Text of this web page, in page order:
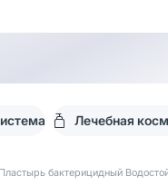
Лечебная
Пластырь бактерицидный